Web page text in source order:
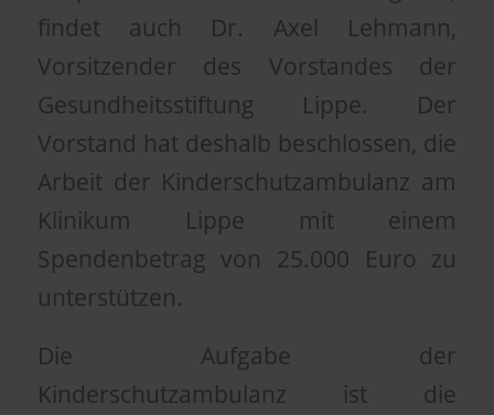
findet auch Dr. Axel Lehmann,
Vorsitzender des Vorstandes der
Gesundheitsstiftung Lippe. Der
Vorstand hat deshalb beschlossen, die
Arbeit der Kinderschutzambulanz am
Klinikum Lippe mit einem
Spendenbetrag von 25.000 Euro zu
unterstützen.
Die Aufgabe der
Kinderschutzambulanz ist die